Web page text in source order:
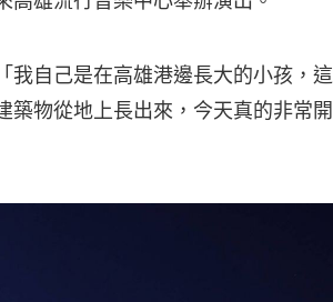
我自己是在高雄港邊長大的小孩，這
築物從地上長出來，今天真的非常開